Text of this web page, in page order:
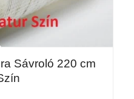
Sávroló 220 cm